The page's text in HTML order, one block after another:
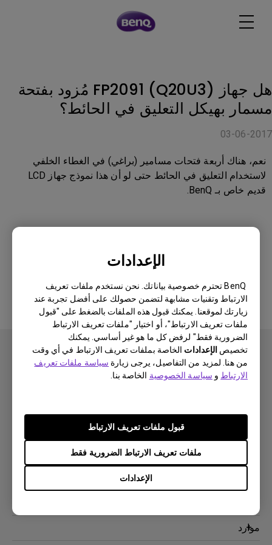
الإعدادات
BenQ تحترم خصوصية بياناتك. نحن نستخدم ملفات تعريف
الارتباط وتقنيات مشابهة لتضمن حصولك على أفضل تجربة عند
زيارتك لموقعنا. يمكنك قبول هذه الملفات بالضغط على "قبول
ملفات تعريف الارتباط"، أو اختيار "ملفات تعريف الارتباط
الضرورية فقط" لرفض كل ما هو غير أساسي. يمكنك
تخصيص الإعدادات الخاصة بملفات تعريف الارتباط في أي وقت
من هنا. لمزيد من التفاصيل، يرجى زيارة سياسة ملفات تعريف
الارتباط و سياسة الخصوصية الخاصة بنا.
الإعدادات
ملفات تعريف الارتباط الضرورية فقط
قبول ملفات تعريف الارتباط
هل جهاز FP2091 (Q20U3) مُزود بفتحة
مسمار بهيكل التعليق في الحائط؟
03-06-2017
نعم، هناك أربعة فتحات مسامير (براغي) في الغطاء الخلفي
لاستخدام التعليق في الحائط حتى لو أن هذا نموذج جهاز LCD
قديم خاص بـ BenQ.
نعم
شاشة
اضاءة
شاشات العناية بالعين
AQColor
اتصل بنا
موارد